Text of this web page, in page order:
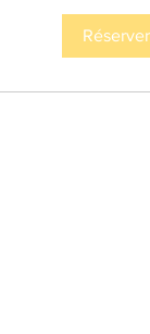
Réserver